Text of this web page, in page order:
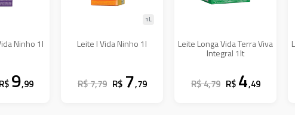
Ninho 1l
R$ 9,99
Leite l Vida Ninho 1l
1L
R$ 7,79 R$ 7,79
Leite Longa Vida Terra Viva
Integral 1lt
R$ 4,79 R$ 4,49